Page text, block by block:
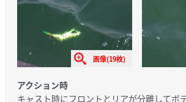
画像(19枚)
アクション時
キャスト時にフロントとリアが分離してボ